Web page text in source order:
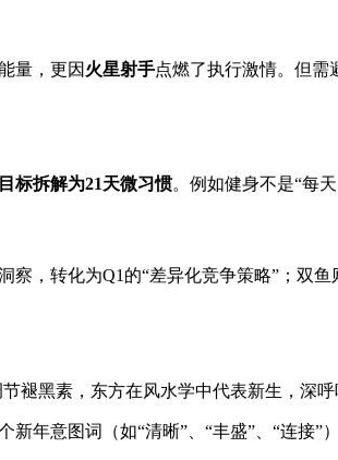
量，更因 火星射手点燃了执行激情。但需
标拆解为21天微习惯。例如健身不是“每
，转化为Q1的“差异化竞争策略”；双
褪黑素，东方在风水学中代表新生，深
年意图词（如“清晰”、“丰盛”、“连接